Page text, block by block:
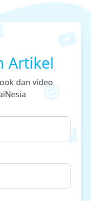
Artikel
dan video